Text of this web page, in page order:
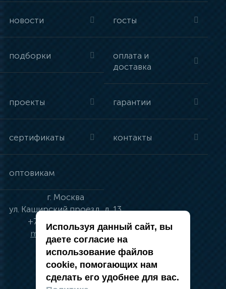
новости госты
подборки
оплата и
доставка
проекты гарантии
сертификаты контакты
оптовикам
г. Москва
ул. Каширский проезд, д. 13
+7 (495) 134-41-83
moskva@vincci.ru
политика в отношении обработки
Используя данный сайт, вы
даете согласие на
использование файлов
cookie, помогающих нам
сделать его удобнее для вас.